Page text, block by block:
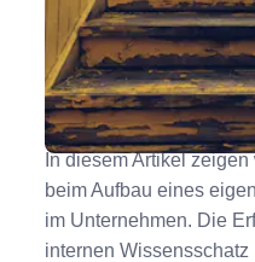
13 bewährte
für Upskilling zu
In diesem Artikel
beim Aufbau eines
im Unternehmen. Die
internen Wissensschatz